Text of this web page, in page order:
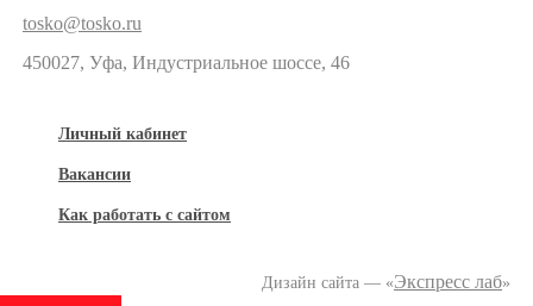
tosko@tosko.ru
450027, Уфа, Индустриальное шоссе, 46
Личный кабинет
Вакансии
Как работать с сайтом
Дизайн сайта — «Экспресс лаб»